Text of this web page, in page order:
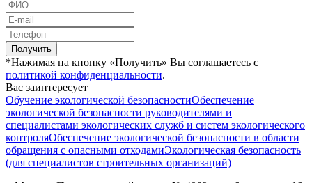
Получить
*Нажимая на кнопку «Получить» Вы соглашаетесь с
политикой конфиденциальности.
Вас заинтересует
Обучение экологической безопасностиОбеспечение
экологической безопасности руководителями и
специалистами экологических служб и систем экологического
контроляОбеспечение экологической безопасности в области
обращения с опасными отходамиЭкологическая безопасность
(для специалистов строительных организаций)